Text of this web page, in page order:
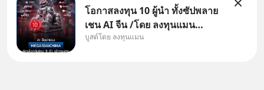
โอกาสลงทุน 10 ผู้นำ ทั้งซัปพลาย
เชน AI จีน /โดย ลงทุนแมน
✅ลงทุนตรง คัด 10 ผู้นำเน้น ๆ ใน
บูสต์โดย ลงทุนแมน